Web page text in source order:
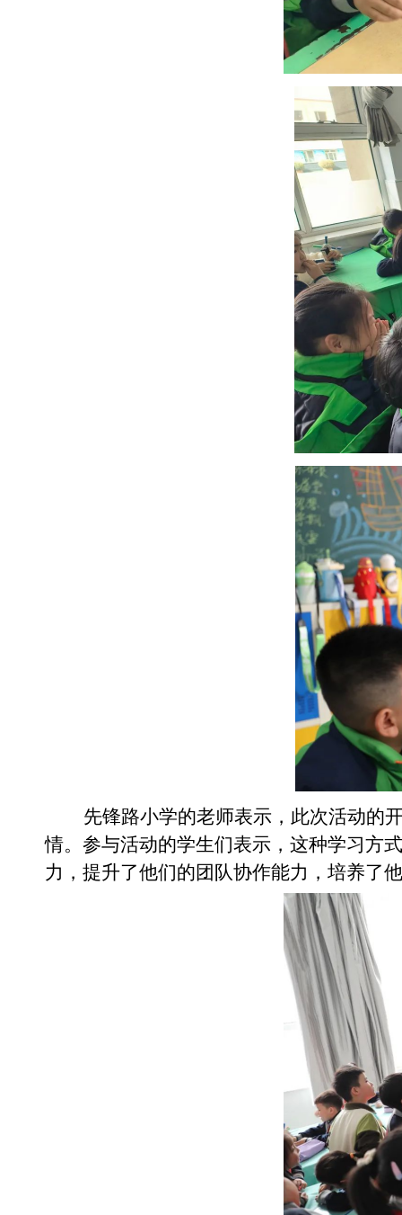
先锋路小学的老师表示，此次活动的
情。参与活动的学生们表示，这种学习方
力，提升了他们的团队协作能力，培养了